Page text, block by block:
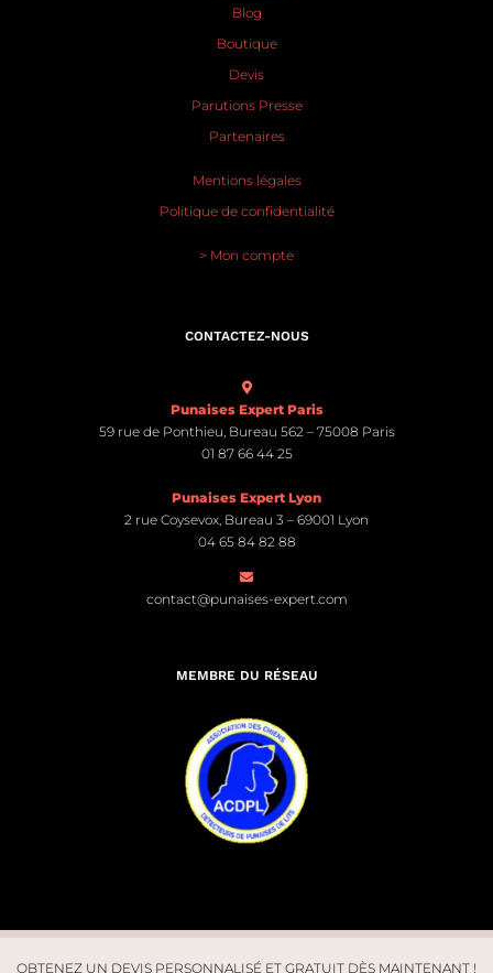
Blog
Boutique
Devis
Parutions Presse
Partenaires
Mentions légales
Politique de confidentialité
> Mon compte
CONTACTEZ-NOUS
Punaises Expert Paris
59 rue de Ponthieu, Bureau 562 – 75008 Paris
01 87 66 44 25
Punaises Expert Lyon
2 rue Coysevox, Bureau 3 – 69001 Lyon
04 65 84 82 88
contact@punaises-expert.com
MEMBRE DU RÉSEAU
OBTENEZ UN DEVIS PERSONNALISÉ ET GRATUIT DÈS MAINTENANT !